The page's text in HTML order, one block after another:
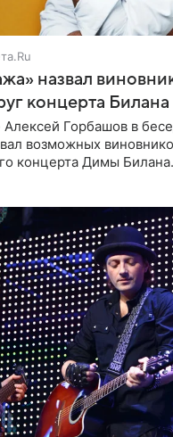
назвал
концерта Билана
Горбашов в
возможных
концерта Димы